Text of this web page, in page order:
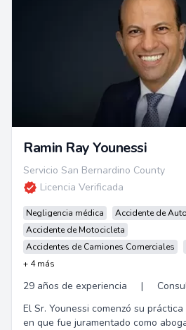
Ramin Ray Younessi
Servicio San Bernardino County
Licencia Verificada
Negligencia médica
Accidente de Auto
Accidente de Motocicleta
Accidentes de Camiones Comerciales
+ 4 más
29 años de experiencia |
El Sr. Younessi comenzó su
en que fue juramentado como